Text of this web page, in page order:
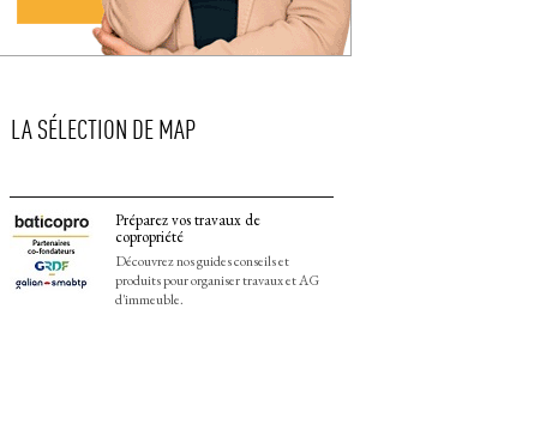
LA SÉLECTION DE MAP
Préparez vos travaux de
copropriété
Découvrez nos guides conseils et
produits pour organiser travaux et AG
d'immeuble.